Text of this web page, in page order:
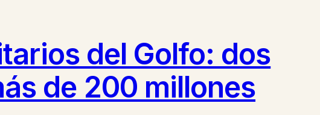
del Golfo: dos
de 200 millones